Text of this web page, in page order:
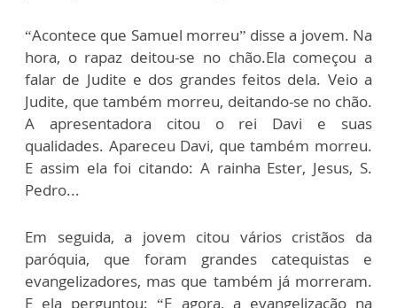
“Acontece que Samuel morreu” disse a jovem. Na
hora, o rapaz deitou-se no chão.Ela começou a
falar de Judite e dos grandes feitos dela. Veio a
Judite, que também morreu, deitando-se no chão.
A apresentadora citou o rei Davi e suas
qualidades. Apareceu Davi, que também morreu.
E assim ela foi citando: A rainha Ester, Jesus, S.
Pedro...
Em seguida, a jovem citou vários cristãos da
paróquia, que foram grandes catequistas e
evangelizadores, mas que também já morreram.
E ela perguntou: “E agora, a evangelização na